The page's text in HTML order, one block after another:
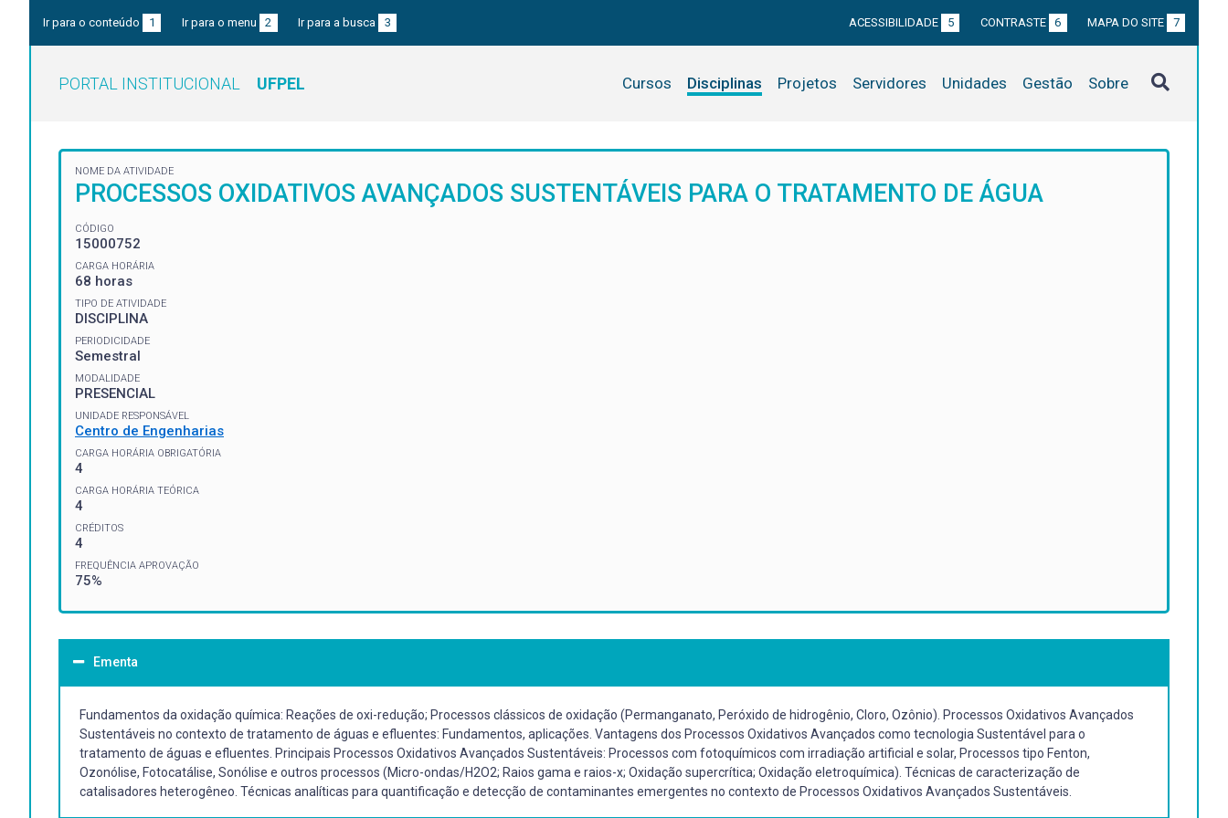
Ir para o conteúdo 1 Ir para o menu 2 Ir para a busca 3 ACESSIBILIDADE 5 CONTRASTE 6 MAPA DO SITE 7
PORTAL INSTITUCIONAL UFPEL Cursos Disciplinas Projetos Servidores Unidades Gestão Sobre
NOME DA ATIVIDADE
PROCESSOS OXIDATIVOS AVANÇADOS SUSTENTÁVEIS PARA O TRATAMENTO DE ÁGUA
CÓDIGO
15000752
CARGA HORÁRIA
68 horas
TIPO DE ATIVIDADE
DISCIPLINA
PERIODICIDADE
Semestral
MODALIDADE
PRESENCIAL
UNIDADE RESPONSÁVEL
Centro de Engenharias
CARGA HORÁRIA OBRIGATÓRIA
4
CARGA HORÁRIA TEÓRICA
4
CRÉDITOS
4
FREQUÊNCIA APROVAÇÃO
75%
Ementa
Fundamentos da oxidação química: Reações de oxi-redução; Processos clássicos de oxidação (Permanganato, Peróxido de hidrogênio, Cloro, Ozônio). Processos Oxidativos Avançados
Sustentáveis no contexto de tratamento de águas e efluentes: Fundamentos, aplicações. Vantagens dos Processos Oxidativos Avançados como tecnologia Sustentável para o
tratamento de águas e efluentes. Principais Processos Oxidativos Avançados Sustentáveis: Processos com fotoquímicos com irradiação artificial e solar, Processos tipo Fenton,
Ozonólise, Fotocatálise, Sonólise e outros processos (Micro-ondas/H2O2; Raios gama e raios-x; Oxidação supercrítica; Oxidação eletroquímica). Técnicas de caracterização de
catalisadores heterogêneo. Técnicas analíticas para quantificação e detecção de contaminantes emergentes no contexto de Processos Oxidativos Avançados Sustentáveis.